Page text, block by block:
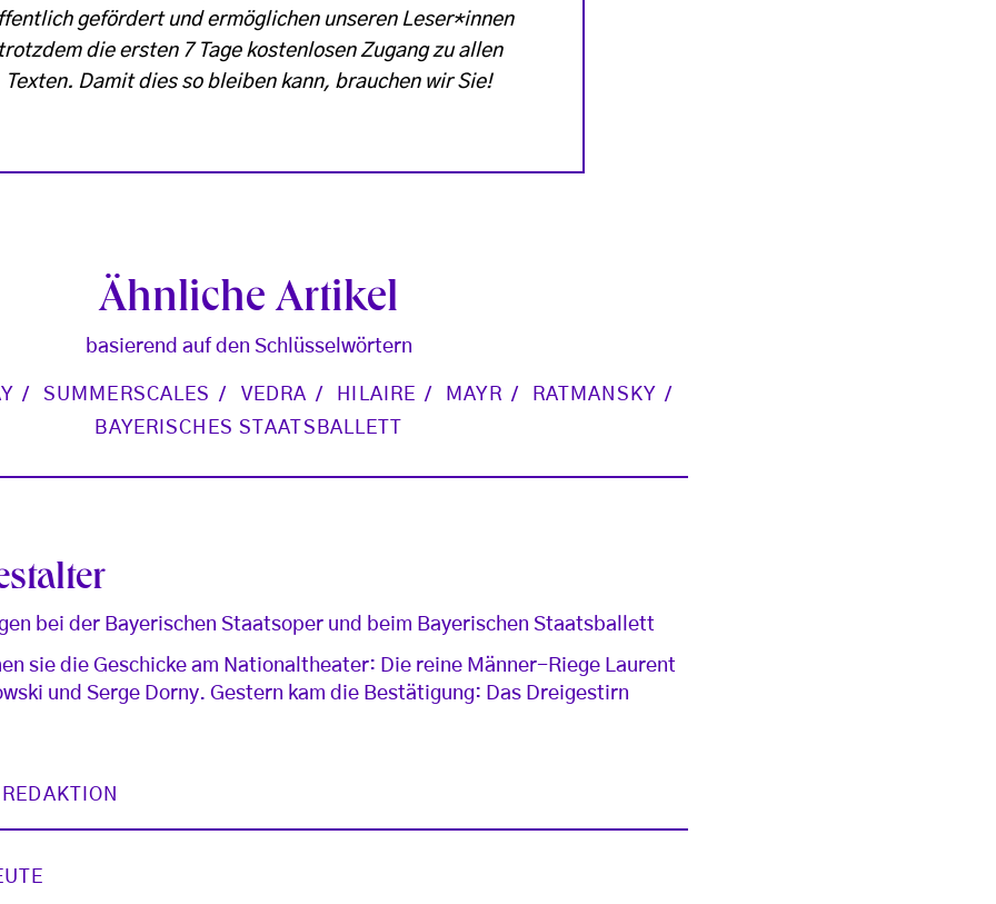
gefördert und ermöglichen unseren Leser*innen
trotzdem die ersten 7 Tage kostenlosen Zugang zu allen
Texten. Damit dies so bleiben kann, brauchen wir Sie!
Ähnliche Artikel
basierend auf den Schlüsselwörtern
SUMMERSCALES VEDRA HILAIRE MAYR
RATMANSKY
BAYERISCHES STAATSBALLETT
bei der Bayerischen Staatsoper und beim Bayerischen Staatsballett
sie die Geschicke am Nationaltheater: Die reine Männer-Riege Laurent
und Serge Dorny. Gestern kam die Bestätigung: Das Dreigestirn